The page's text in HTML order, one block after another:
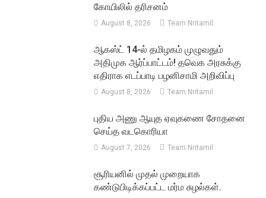
கோயிலில் தரிசனம்
August 8, 2026 Team Nritamil
ஆகஸ்ட் 14-ல் தமிழகம் முழுவதும்
அதிமுக ஆர்ப்பாட்டம்! தவெக அரசுக்கு
எதிராக எடப்பாடி பழனிசாமி அறிவிப்பு
August 8, 2026 Team Nritamil
புதிய அணு ஆயுத ஏவுகணை சோதனை
செய்த வடகொரியா
August 7, 2026 Team Nritamil
சூரியனில் முதல் முறையாக
கண்டுபிடிக்கப்பட்ட மர்ம சுழல்கள்.